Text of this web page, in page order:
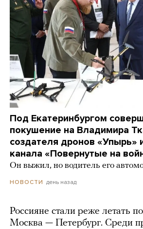
Под Екатеринбургом
покушение на Владимира
создателя дронов «Упырь»
канала «Повернутые на
Он выжил, но водитель его
НОВОСТИ день назад
Россияне стали реже летать
Москва — Петербург. Среди